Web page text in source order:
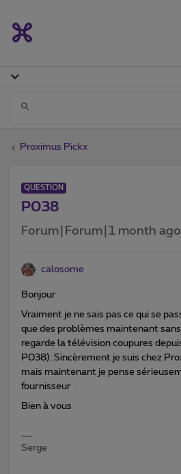
Proximus Pickx
QUESTION
P038
Forum|Forum|1 month ago
calosome
Bonjour
Vraiment je ne sais pas ce qui se
que des problèmes maintenant
regarde la télévision coupures
P038). Sincèrement je suis chez
mais maintenant je pense
fournisseur .
Bien à vous
Serge